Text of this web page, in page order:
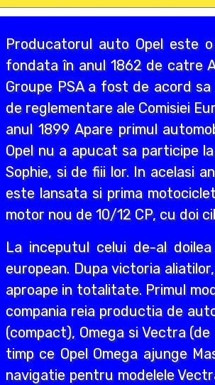
Producatorul auto Opel este
fondata în anul 1862 de catre
Groupe PSA a fost de acord
de reglementare ale Comisiei
anul 1899 Apare primul
Opel nu a apucat sa participe
Sophie, si de fiii lor. In acelasi
este lansata si prima
motor nou de 10/12 CP, cu doi
La inceputul celui de-al
european. Dupa victoria
aproape in totalitate. Primul
compania reia productia de
(compact), Omega si Vectra
timp ce Opel Omega ajunge
navigatie pentru modelele